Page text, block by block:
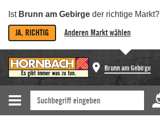
Ist Brunn am Gebirge der richtige Markt?
JA, RICHTIG Anderen Markt wählen
Brunn am Gebirge